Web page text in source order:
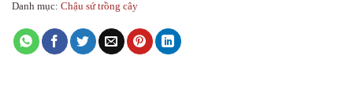
Danh mục: Chậu sứ trồng cây